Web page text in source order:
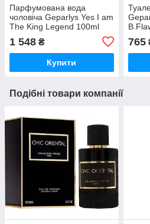
Парфумована вода
чоловіча Geparlys Yes I am
The King Legend 100ml
1 548 ₴
Купити
765
Подібні товари компанії